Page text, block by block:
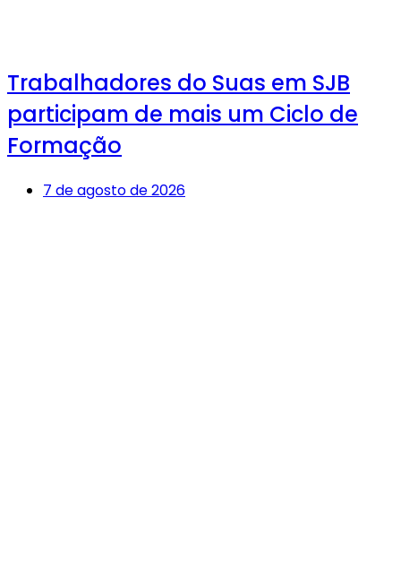
Trabalhadores do Suas em SJB
participam de mais um Ciclo de
Formação
7 de agosto de 2026